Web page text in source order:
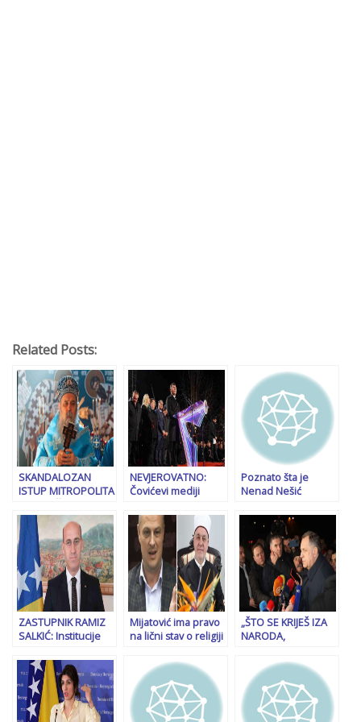
Related Posts:
SKANDALOZAN
ISTUP MITROPOLITA
TUZLANSKOG:
“Republika Srpska je
nastala na
temeljima
svetosavlja i mora
ostati…”
NEVJEROVATNO:
Čovićevi mediji
proslavu
neustavnog 9.
januara u Banjoj
Luci…
Poznato šta je
Nenad Nešić
neopozivoj ostavci
ZASTUPNIK RAMIZ
SALKIĆ: Institucije
Hercegovine imaju
pravo i obavezu da
spriječe ulazak u
državu…
Mijatović ima pravo
na lični stav o religiji
zajednicama, ali ne
može izjednačavati
‘Sretenje’ i ‘selam’!
„ŠTO SE KRIJEŠ IZA
NARODA,
reakcije na
društvenim
mrežama nakon
istupa Milorada
Dodika…